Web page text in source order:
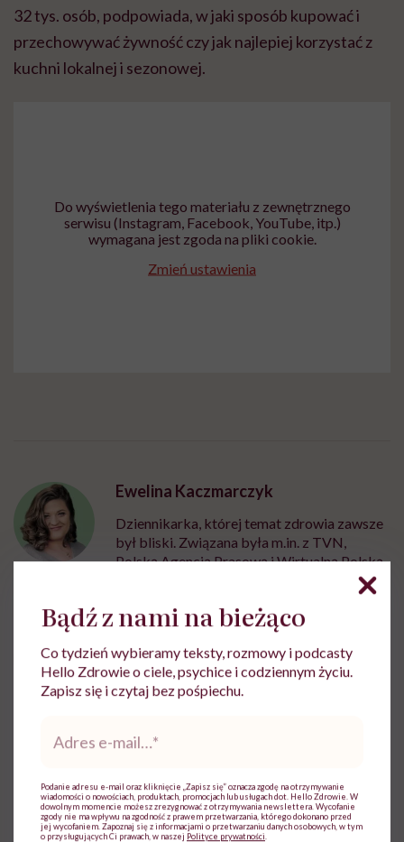
32 tys. osób, podpowiada, w jaki sposób kupować i
przechowywać żywność czy jak najlepiej korzystać z
kuchni lokalnej i sezonowej.
Do wyświetlenia tego materiału z zewnętrznego
serwisu (Instagram, Facebook, YouTube, itp.)
wymagana jest zgoda na pliki cookie.
Zmień ustawienia
Ewelina Kaczmarczyk
Dziennikarka, której temat zdrowia zawsze
był bliski. Związana była m.in. z TVN,
Polską Agencją Prasową i Wirtualną Polską
Udostępnij
Bądź z nami na bieżąco
Co tydzień wybieramy teksty, rozmowy i podcasty
Hello Zdrowie o ciele, psychice i codziennym życiu.
Zapisz się i czytaj bez pośpiechu.
mail*
Podanie adresu e-mail oraz kliknięcie „Zapisz się” oznacza zgodę na otrzymywanie
wiadomości o nowościach, produktach, promocjach lub usługach dot. Hello Zdrowie. W
dowolnym momencie możesz zrezygnować z otrzymywania newslettera. Wycofanie
zgody nie ma wpływu na zgodność z prawem przetwarzania, którego dokonano przed
jej wycofaniem. Zapoznaj się z informacjami o przetwarzaniu danych osobowych, w tym
o przysługujących Ci prawach, w naszej Polityce prywatności